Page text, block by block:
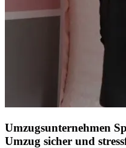
Umzugsunternehmen
Umzug sicher und